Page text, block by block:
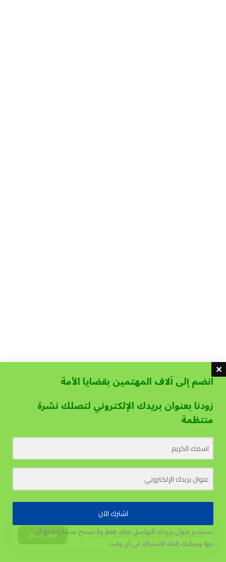
يستخدم هذا الموقع الكوكيز لتحسين تجربة المستخدم. قبول وإغلاق
انضم إلى آلاف المهتمين بقضايا الأمة
زودنا بعنوان بريدك الإلكتروني لتصلك نشرة
منتظمة
اشترك الآن
نستخدم عنوان بريدك للتواصل معك فقط ولا نسمح بمشاركته مع أي
جهةويمكنك إلغاء الاشتراك في أي وقت